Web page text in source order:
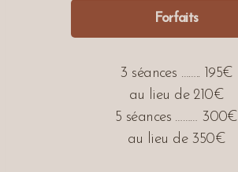
Forfaits
3 séances …….. 195€
au lieu de 210€
5 séances ……… 300€
au lieu de 350€